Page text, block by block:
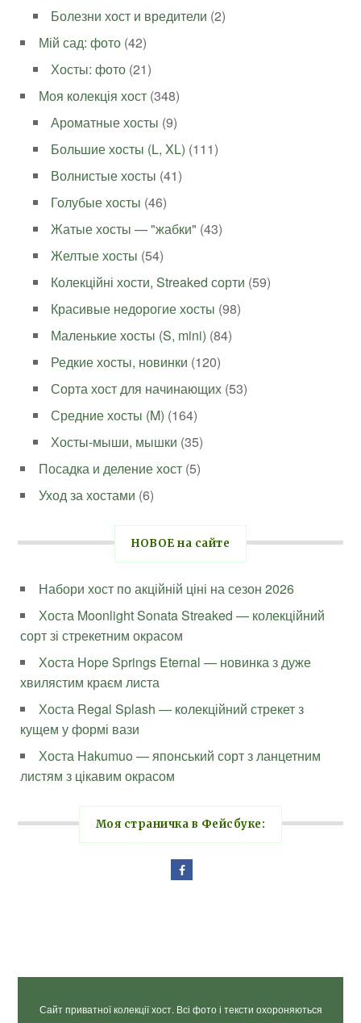
Болезни хост и вредители (2)
Мій сад: фото (42)
Хосты: фото (21)
Моя колекція хост (348)
Ароматные хосты (9)
Большие хосты (L, XL) (111)
Волнистые хосты (41)
Голубые хосты (46)
Жатые хосты — "жабки" (43)
Желтые хосты (54)
Колекційні хости, Streaked сорти (59)
Красивые недорогие хосты (98)
Маленькие хосты (S, mini) (84)
Редкие хосты, новинки (120)
Сорта хост для начинающих (53)
Средние хосты (M) (164)
Хосты-мыши, мышки (35)
Посадка и деление хост (5)
Уход за хостами (6)
НОВОЕ на сайте
Набори хост по акційній ціні на сезон 2026
Хоста Moonlight Sonata Streaked — колекційний
сорт зі стрекетним окрасом
Хоста Hope Springs Eternal — новинка з дуже
хвилястим краєм листа
Хоста Regal Splash — колекційний стрекет з
кущем у формі вази
Хоста Hakumuo — японський сорт з ланцетним
листям з цікавим окрасом
Моя страничка в Фейсбуке:
Сайт приватної колекції хост. Всі фото і тексти охороняються